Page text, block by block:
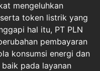
mengeluhkan
token listrik yang
hal itu, PT PLN
pembayaran
konsumsi energi dan
pada layanan